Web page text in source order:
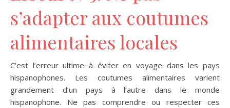
s’adapter aux coutumes
alimentaires locales
C’est l’erreur ultime à éviter en voyage dans les pays
hispanophones. Les coutumes alimentaires varient
grandement d’un pays à l’autre dans le monde
hispanophone. Ne pas comprendre ou respecter ces